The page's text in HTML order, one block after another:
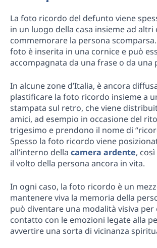
La foto ricordo del defunto viene
in un luogo della casa insieme ad
commemorare la persona
foto è inserita in una cornice e può
accompagnata da una frase o da una
In alcune zone d’Italia, è ancora
plastificare la foto ricordo insieme a
stampata sul retro, che viene
amici, ad esempio in occasione del
trigesimo e prendono il nome di
Spesso la foto ricordo viene
all’interno della camera ardente,
il volto della persona ancora in vita.
In ogni caso, la foto ricordo è un
mantenere viva la memoria della
può diventare una modalità visiva per
contatto con le emozioni legate alla
avvertire una sorta di vicinanza